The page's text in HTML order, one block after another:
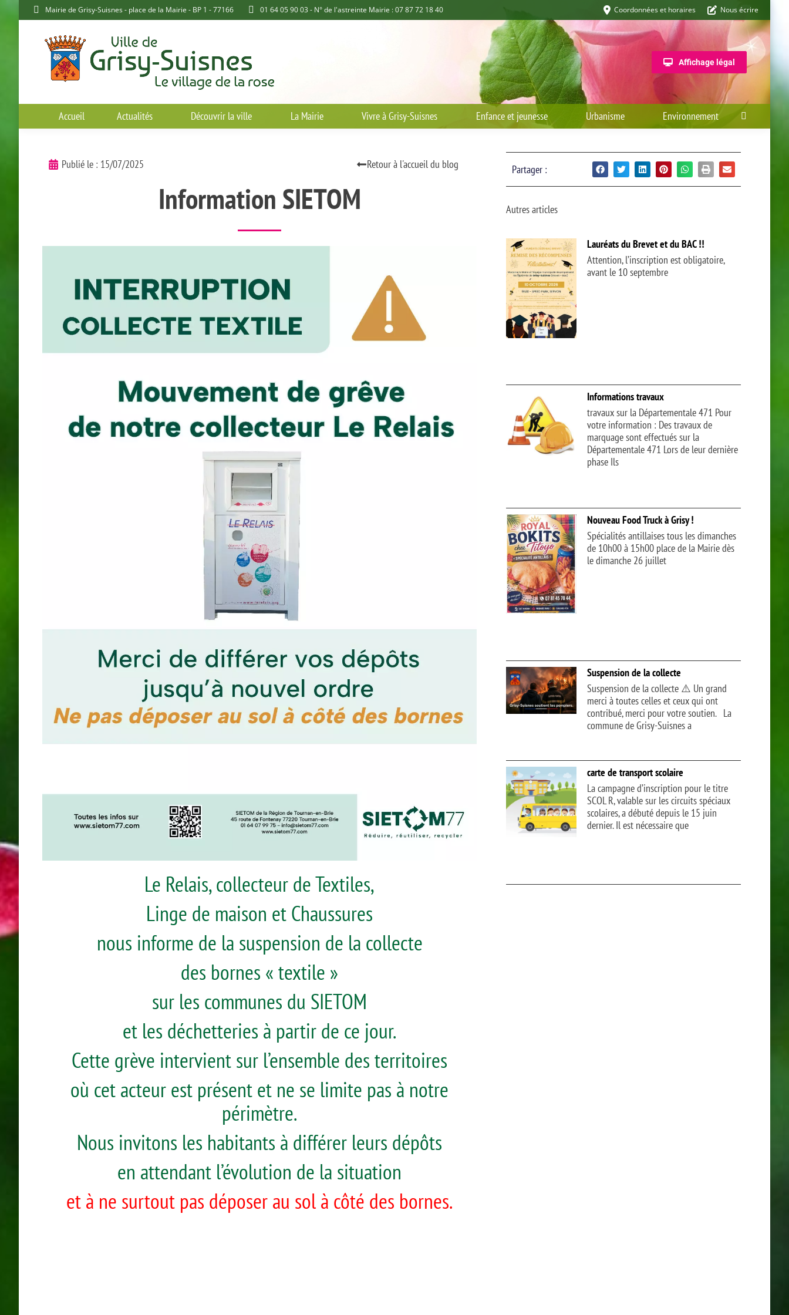
Mairie de Grisy-Suisnes - place de la Mairie - BP 1 - 77166 01 64 05 90 03 - N° de l'astreinte Mairie : 07 87 72 18 40 Coordonnées et horaires Nous écrire
Affichage légal
Accueil Actualités Découvrir la ville La Mairie Vivre à Grisy-Suisnes Enfance et jeunesse Urbanisme Environnement
Publié le : 15/07/2025 Retour à l'accueil du blog
Information SIETOM
Le Relais, collecteur de Textiles,
Linge de maison et Chaussures
nous informe de la suspension de la collecte
des bornes « textile »
sur les communes du SIETOM
et les déchetteries à partir de ce jour.
Cette grève intervient sur l’ensemble des territoires
où cet acteur est présent et ne se limite pas à notre
périmètre.
Nous invitons les habitants à différer leurs dépôts
en attendant l’évolution de la situation
et à ne surtout pas déposer au sol à côté des bornes.
Partager :
Autres articles
Lauréats du Brevet et du BAC !!
Attention, l’inscription est obligatoire,
avant le 10 septembre
Informations travaux
travaux sur la Départementale 471 Pour
votre information : Des travaux de
marquage sont effectués sur la
Départementale 471 Lors de leur dernière
phase Ils
Nouveau Food Truck à Grisy !
Spécialités antillaises tous les dimanches
de 10h00 à 15h00 place de la Mairie dès
le dimanche 26 juillet
Suspension de la collecte
Suspension de la collecte ⚠️ Un grand
merci à toutes celles et ceux qui ont
contribué, merci pour votre soutien. La
commune de Grisy-Suisnes a
carte de transport scolaire
La campagne d’inscription pour le titre
SCOL R, valable sur les circuits spéciaux
scolaires, a débuté depuis le 15 juin
dernier. Il est nécessaire que